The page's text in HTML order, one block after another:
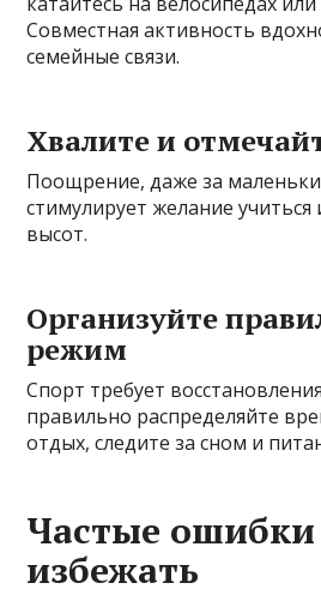
Совместная активность
семейные связи.
Хвалите и
Поощрение, даже за
стимулирует желание
высот.
Организуйте
режим
Спорт требует
правильно распределяйте
отдых, следите за сном и
Частые ошибки
избежать